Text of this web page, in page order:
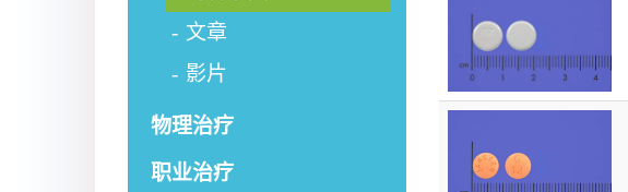
文章
影片
物理治疗
职业治疗